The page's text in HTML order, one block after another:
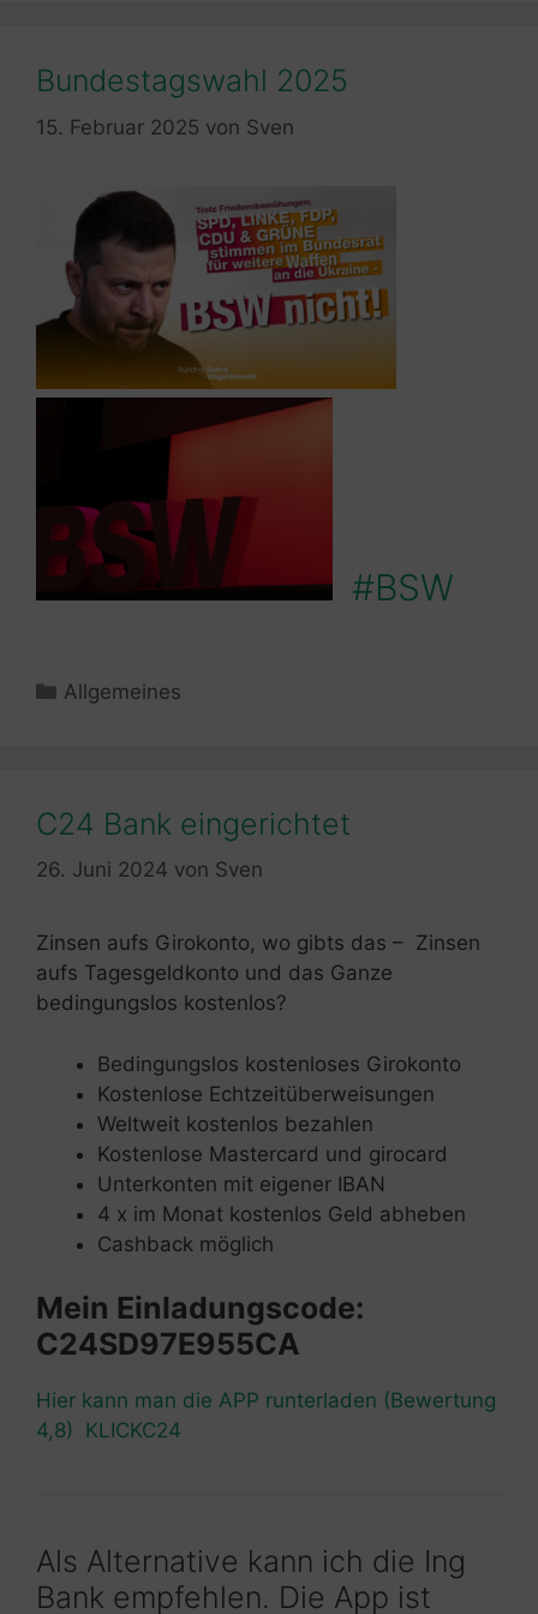
Bundestagswahl 2025
15. Februar 2025 von Sven
#BSW
Kategorien
Allgemeines
C24 Bank eingerichtet
26. Juni 2024 von Sven
Zinsen aufs Girokonto, wo gibts das – Zinsen
aufs Tagesgeldkonto und das Ganze
bedingungslos kostenlos?
Bedingungslos kostenloses Girokonto
Kostenlose Echtzeitüberweisungen
Weltweit kostenlos bezahlen
Kostenlose Mastercard und girocard
Unterkonten mit eigener IBAN
4 x im Monat kostenlos Geld abheben
Cashback möglich
Mein Einladungscode:
C24SD97E955CA
Hier kann man die APP runterladen (Bewertung
4,8) KLICKC24
Als Alternative kann ich die Ing
Bank empfehlen. Die App ist